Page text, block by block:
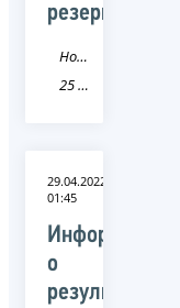
резерв
Новость
25 Приморский край
29.04.2022
01:45
Информация
о
результатах